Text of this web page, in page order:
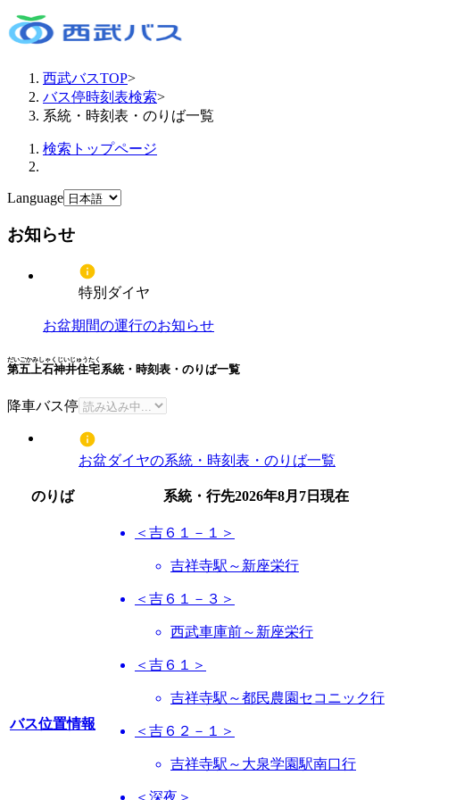
西武バスTOP>
バス停時刻表検索>
系統・時刻表・のりば一覧
検索トップページ
Language
お知らせ
特別ダイヤ
お盆期間の運行のお知らせ
第五上石神井住宅
だいごかみしゃくじいじゅうたく
系統・時刻表・のりば一覧
降車バス停
お盆ダイヤの系統・時刻表・のりば一覧
のりば 系統・行先2026年8月7日 現在
バス位置情報
＜吉６１－１＞
吉祥寺駅～新座栄行
＜吉６１－３＞
西武車庫前～新座栄行
＜吉６１＞
吉祥寺駅～都民農園セコニック行
＜吉６２－１＞
吉祥寺駅～大泉学園駅南口行
＜深夜＞